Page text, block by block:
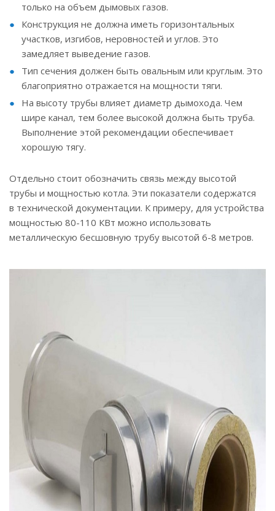
только на объем дымовых газов.
Конструкция не должна иметь горизонтальных
участков, изгибов, неровностей и углов. Это
замедляет выведение газов.
Тип сечения должен быть овальным или круглым. Это
благоприятно отражается на мощности тяги.
На высоту трубы влияет диаметр дымохода. Чем
шире канал, тем более высокой должна быть труба.
Выполнение этой рекомендации обеспечивает
хорошую тягу.
Отдельно стоит обозначить связь между высотой
трубы и мощностью котла. Эти показатели содержатся
в технической документации. К примеру, для устройства
мощностью 80-110 КВт можно использовать
металлическую бесшовную трубу высотой 6-8 метров.